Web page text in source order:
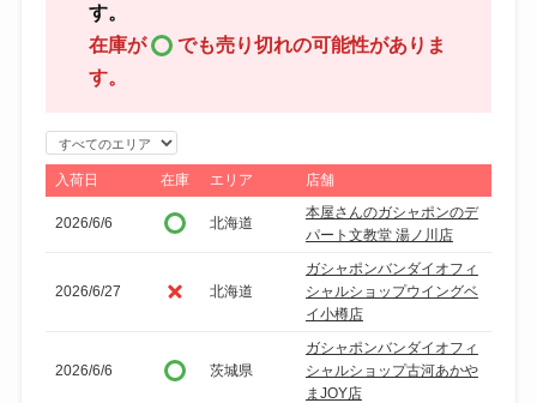
す。
在庫が
でも売り切れの可能性がありま
す。
エ
リ
ア
で
り
入荷日 在庫 エリア 店舗
2026/6/6 北海道
本屋さんのガシャポンのデ
パート文教堂 湯ノ川店
2026/6/27 北海道
ガシャポンバンダイオフィ
シャルショップウイングベ
イ小樽店
2026/6/6 茨城県
ガシャポンバンダイオフィ
シャルショップ古河あかや
まJOY店